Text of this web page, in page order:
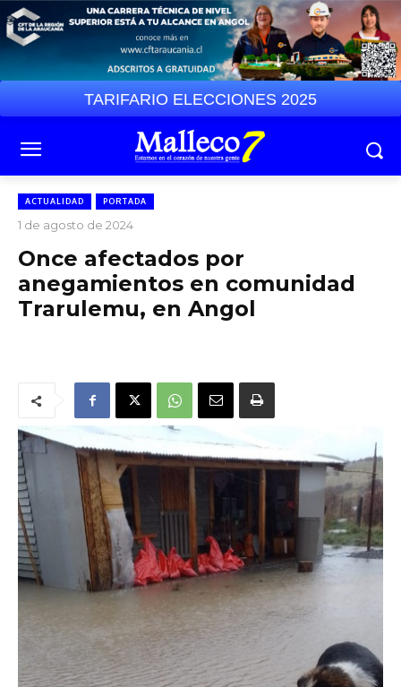
TARIFARIO ELECCIONES 2025
ACTUALIDAD PORTADA
1 de agosto de 2024
Once afectados por
anegamientos en comunidad
Trarulemu, en Angol